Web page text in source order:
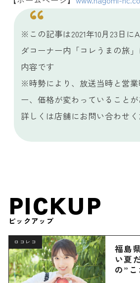
※この記事は2021年10月23日に
ダコーナー内「コレうまの旅
内容です
※時勢により、放送当時と営業
ー、価格が変わっていることが
詳しくは店舗にお問い合わせく
PICKUP
ピックアップ
ロコレコ
福島
い夏
の”